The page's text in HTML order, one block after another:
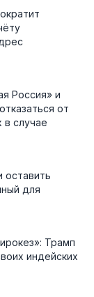
Россия» и
от
в случае
оставить
для
Трамп
индейских